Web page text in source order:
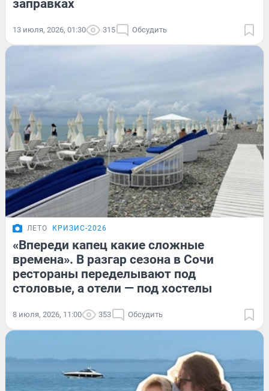
заправках
13 июля, 2026, 01:30 315 Обсудить
ЛЕТО КРИЗИС-2026
«Впереди капец какие сложные
времена». В разгар сезона в Сочи
рестораны переделывают под
столовые, а отели — под хостелы
8 июля, 2026, 11:00 353 Обсудить